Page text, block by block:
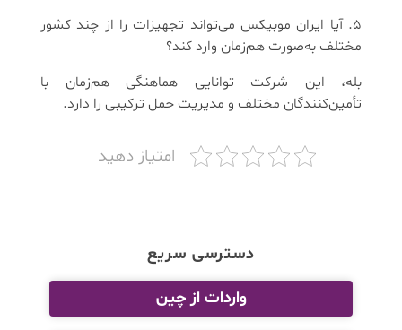
۵. آیا ایران موبیکس می‌تواند تجهیزات را از چند کشور
مختلف به‌صورت هم‌زمان وارد کند؟
بله، این شرکت توانایی هماهنگی هم‌زمان با
تأمین‌کنندگان مختلف و مدیریت حمل ترکیبی را دارد.
امتیاز دهید
دسترسی سریع
واردات از چین